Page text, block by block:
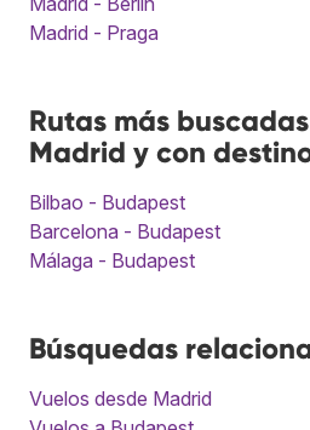
Madrid - Praga
Rutas más
Madrid y con
Bilbao - Budapest
Barcelona - Budapest
Málaga - Budapest
Búsquedas
Vuelos desde Madrid